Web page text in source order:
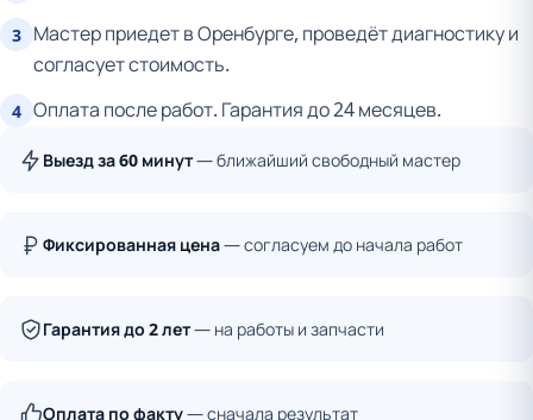
3 Мастер приедет в Оренбурге, проведёт диагностику и
согласует стоимость.
4 Оплата после работ. Гарантия до 24 месяцев.
Выезд за 60 минут— ближайший свободный мастер
Фиксированная цена— согласуем до начала работ
Гарантия до 2 лет— на работы и запчасти
Оплата по факту— сначала результат